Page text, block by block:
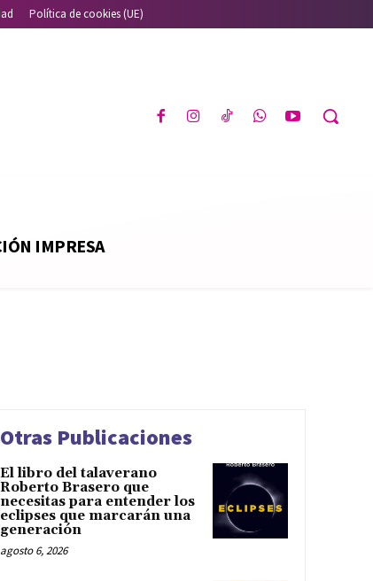
Política de cookies (UE)
IMPRESA
Otras Publicaciones
El libro del talaverano
Roberto Brasero que
necesitas para entender los
eclipses que marcarán una
generación
agosto 6, 2026